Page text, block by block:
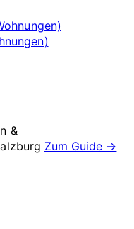
&
Zum Guide →